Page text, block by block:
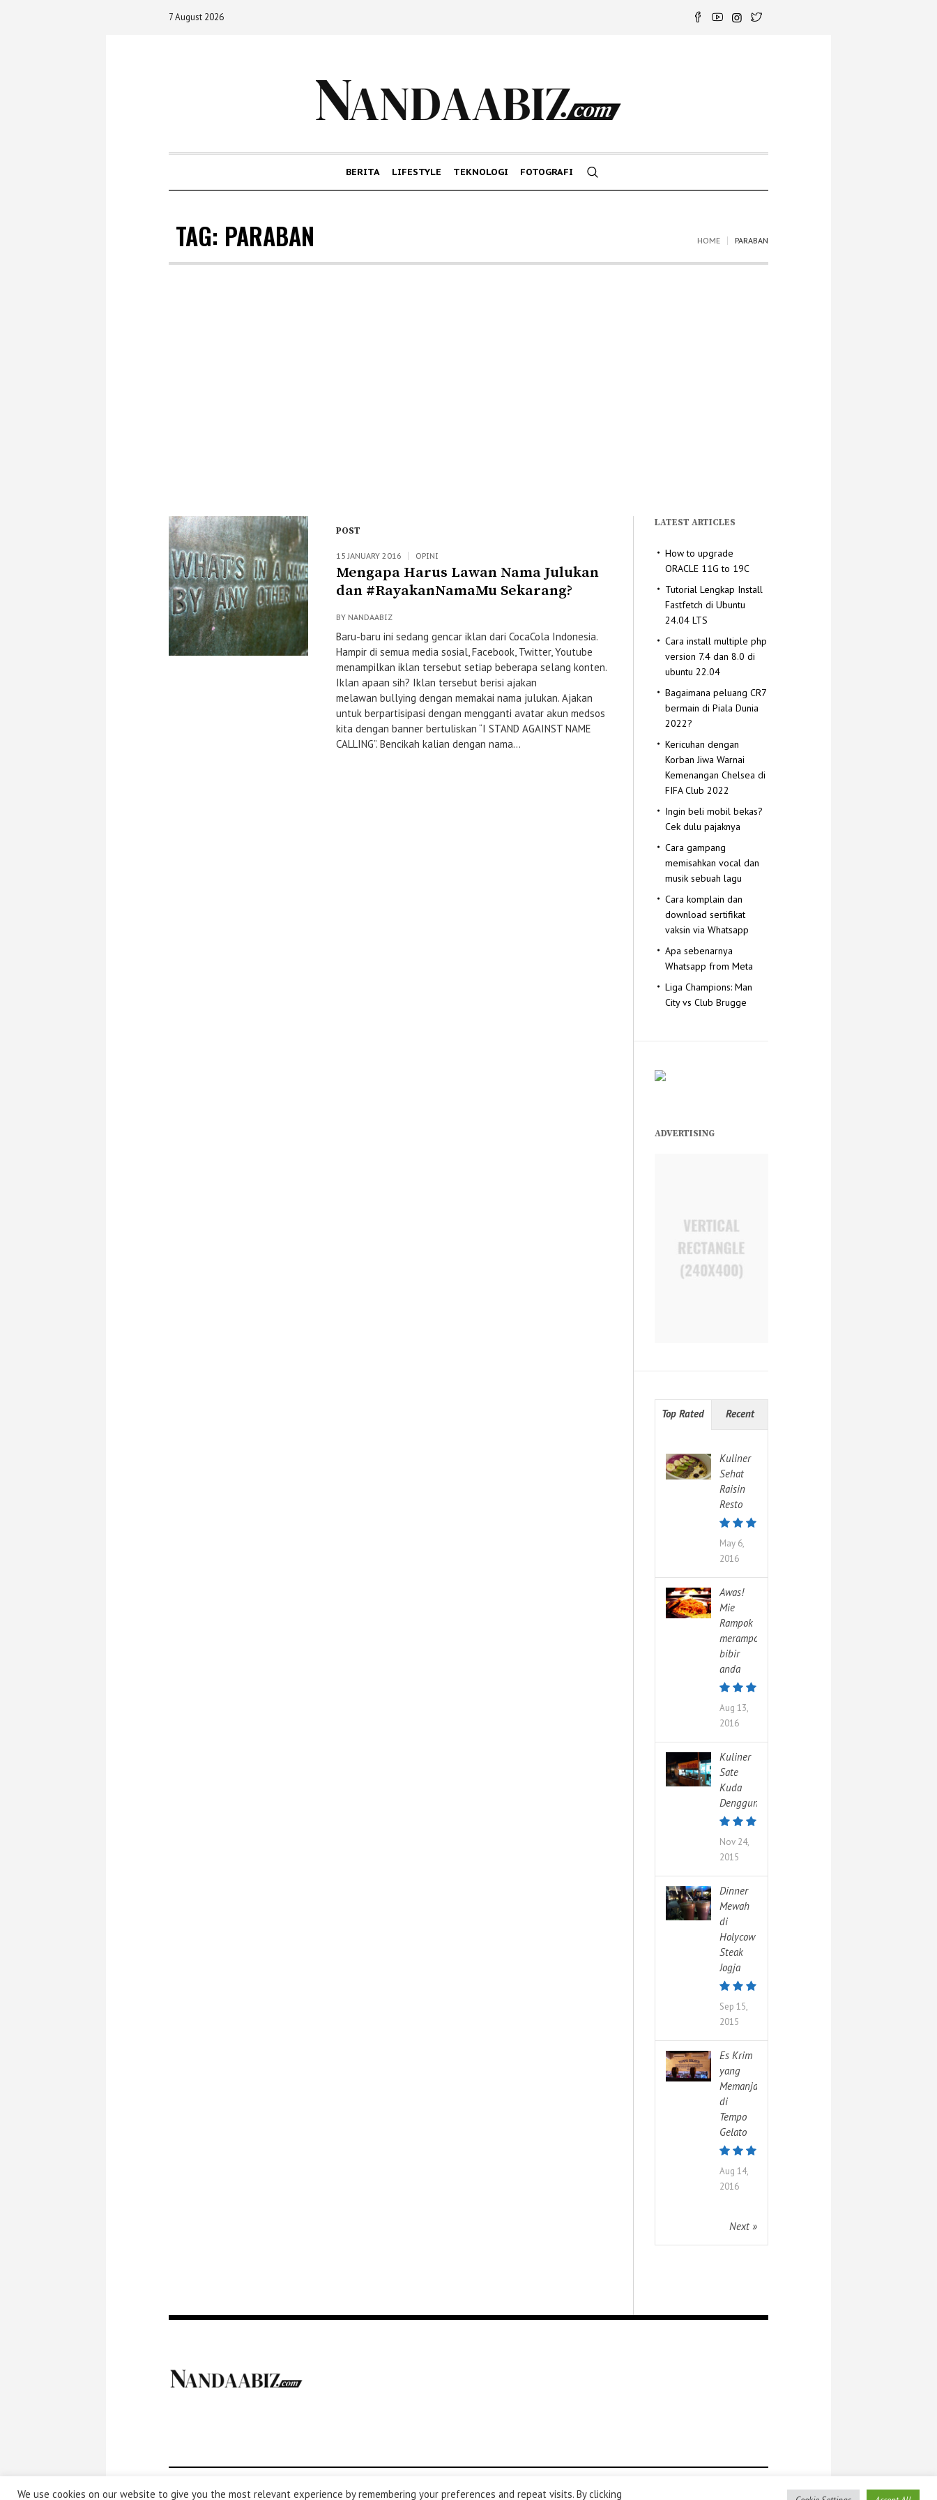
7 August 2026
BERITA LIFESTYLE TEKNOLOGI FOTOGRAFI
TAG: PARABAN HOME PARABAN
POST
15 JANUARY 2016 OPINI
Mengapa Harus Lawan Nama Julukan
dan #RayakanNamaMu Sekarang?
BY NANDAABIZ
Baru-baru ini sedang gencar iklan dari CocaCola Indonesia.
Hampir di semua media sosial, Facebook, Twitter, Youtube
menampilkan iklan tersebut setiap beberapa selang konten.
Iklan apaan sih? Iklan tersebut berisi ajakan
melawan bullying dengan memakai nama julukan. Ajakan
untuk berpartisipasi dengan mengganti avatar akun medsos
kita dengan banner bertuliskan “I STAND AGAINST NAME
CALLING”. Bencikah kalian dengan nama...
LATEST ARTICLES
How to upgrade
ORACLE 11G to 19C
Tutorial Lengkap Install
Fastfetch di Ubuntu
24.04 LTS
Cara install multiple php
version 7.4 dan 8.0 di
ubuntu 22.04
Bagaimana peluang CR7
bermain di Piala Dunia
2022?
Kericuhan dengan
Korban Jiwa Warnai
Kemenangan Chelsea di
FIFA Club 2022
Ingin beli mobil bekas?
Cek dulu pajaknya
Cara gampang
memisahkan vocal dan
musik sebuah lagu
Cara komplain dan
download sertifikat
vaksin via Whatsapp
Apa sebenarnya
Whatsapp from Meta
Liga Champions: Man
City vs Club Brugge
ADVERTISING
Top Rated Recent
Kuliner
Sehat
Raisin
Resto
May 6,
2016
Awas!
Mie
Rampok
merampok
bibir
anda
Aug 13,
2016
Kuliner
Sate
Kuda
Denggung
Nov 24,
2015
Dinner
Mewah
di
Holycow
Steak
Jogja
Sep 15,
2015
Es Krim
yang
Memanjakan
di
Tempo
Gelato
Aug 14,
2016
Next »
We use cookies on our website to give you the most relevant experience by remembering your preferences and repeat visits. By clicking